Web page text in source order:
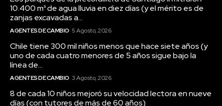
10.400 m³ de agua lluvia en diez días (y el mérito es de
zanjas excavadas a...
AGENTES DE CAMBIO 5 Agosto, 2026
Chile tiene 300 mil niños menos que hace siete años (y
uno de cada cuatro menores de 5 años sigue bajo la
línea de...
AGENTES DE CAMBIO 3 Agosto, 2026
8 de cada 10 niños mejoró su velocidad lectora en nueve
días (con tutores de más de 60 años)